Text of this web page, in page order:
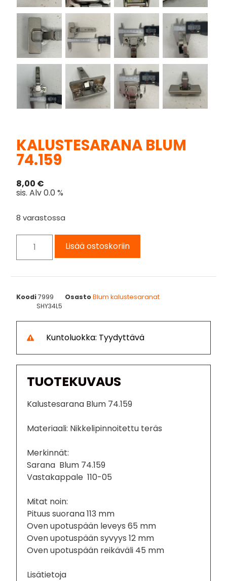
KALUSTESARANA BLUM
74.159
8,00 €
sis. Alv 0.0 %
8 varastossa
Lisää ostoskoriin
Koodi7999 OsastoBlum kalustesaranat
SHY34L5
Kuntoluokka: Tyydyttävä
TUOTEKUVAUS
Kalustesarana Blum 74.159
Materiaali: Nikkelipinnoitettu teräs
Merkinnät:
Sarana Blum 74.159
Vastakappale 110-05
Mitat noin:
Pituus suorana 113 mm
Oven upotuspään leveys 65 mm
Oven upotuspään syvyys 12 mm
Oven upotuspään reikäväli 45 mm
Lisätietoja